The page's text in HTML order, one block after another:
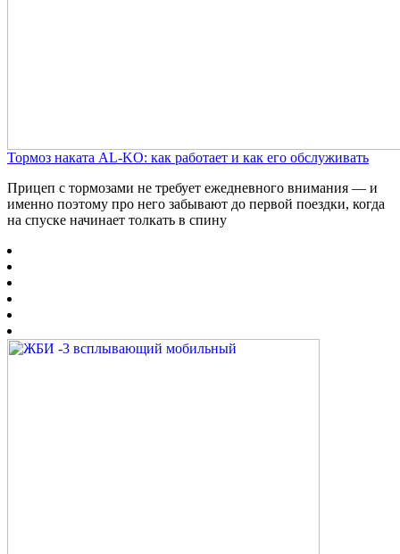
Тормоз наката AL-KO: как работает и как его обслуживать
Прицеп с тормозами не требует ежедневного внимания — и
именно поэтому про него забывают до первой поездки, когда
на спуске начинает толкать в спину